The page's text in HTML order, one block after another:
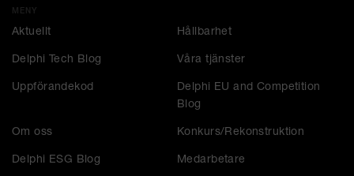
MENY
Aktuellt Hållbarhet
Delphi Tech Blog Våra tjänster
Uppförandekod
Delphi EU and Competition
Blog
Om oss Konkurs/Rekonstruktion
Delphi ESG Blog Medarbetare